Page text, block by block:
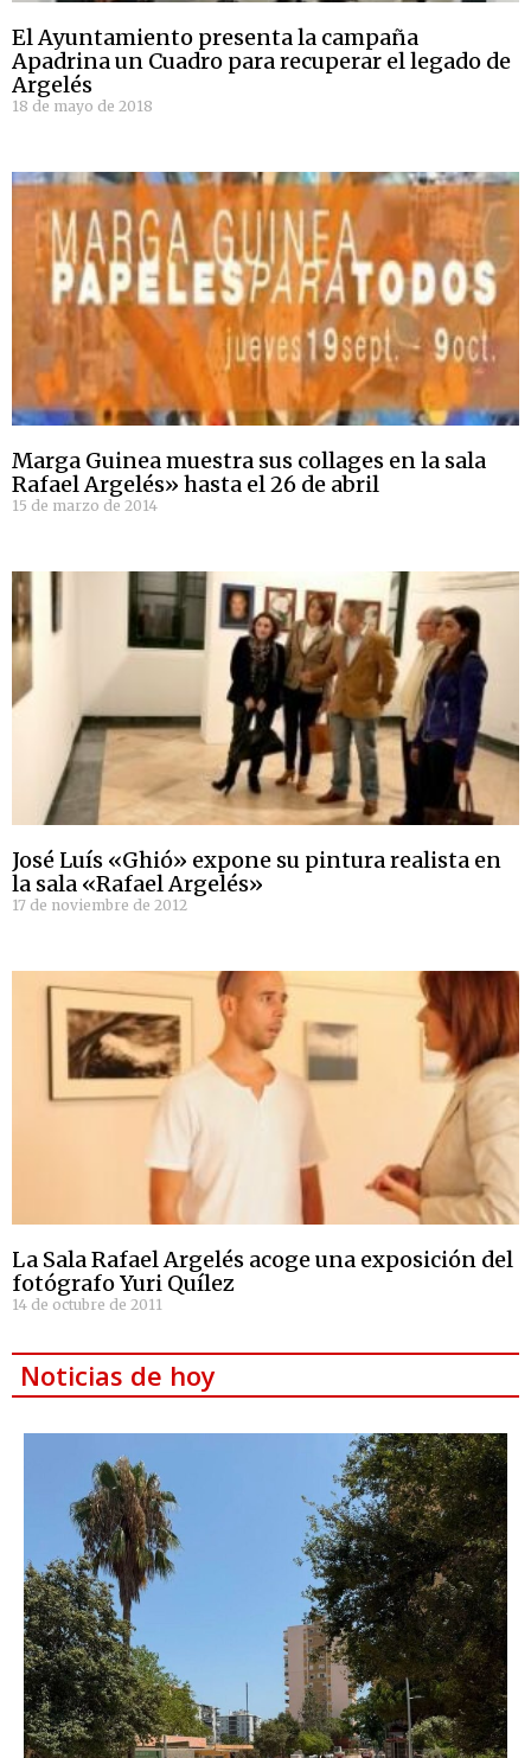
El Ayuntamiento presenta la campaña
Apadrina un Cuadro para recuperar el legado de
Argelés
18 de mayo de 2018
Marga Guinea muestra sus collages en la sala
Rafael Argelés» hasta el 26 de abril
15 de marzo de 2014
José Luís «Ghió» expone su pintura realista en
la sala «Rafael Argelés»
17 de noviembre de 2012
La Sala Rafael Argelés acoge una exposición del
fotógrafo Yuri Quílez
14 de octubre de 2011
Noticias de hoy